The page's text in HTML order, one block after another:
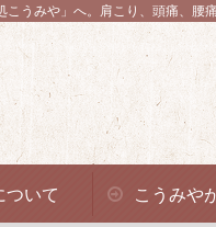
うみや」へ。 肩こり、頭痛、腰
ついて こうみや